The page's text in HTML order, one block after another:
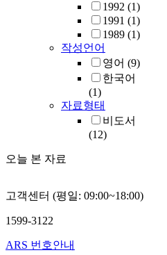
1992 (1)
1991 (1)
1989 (1)
작성언어
영어 (9)
한국어
(1)
자료형태
비도서
(12)
오늘 본 자료
고객센터 (평일: 09:00~18:00)
1599-3122
ARS 번호안내